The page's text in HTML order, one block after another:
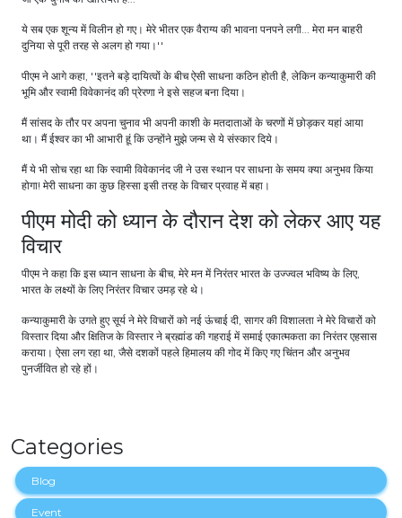
ये सब एक शून्य में विलीन हो गए। मेरे भीतर एक वैराग्य की भावना पनपने लगी... मेरा मन बाहरी
दुनिया से पूरी तरह से अलग हो गया।''
पीएम ने आगे कहा, ''इतने बड़े दायित्वों के बीच ऐसी साधना कठिन होती है, लेकिन कन्याकुमारी की
भूमि और स्वामी विवेकानंद की प्रेरणा ने इसे सहज बना दिया।
मैं सांसद के तौर पर अपना चुनाव भी अपनी काशी के मतदाताओं के चरणों में छोड़कर यहां आया
था। मैं ईश्वर का भी आभारी हूं कि उन्होंने मुझे जन्म से ये संस्कार दिये।
मैं ये भी सोच रहा था कि स्वामी विवेकानंद जी ने उस स्थान पर साधना के समय क्या अनुभव किया
होगा! मेरी साधना का कुछ हिस्सा इसी तरह के विचार प्रवाह में बहा।
पीएम मोदी को ध्यान के दौरान देश को लेकर आए यह
विचार
पीएम ने कहा कि इस ध्यान साधना के बीच, मेरे मन में निरंतर भारत के उज्ज्वल भविष्य के लिए,
भारत के लक्ष्यों के लिए निरंतर विचार उमड़ रहे थे।
कन्याकुमारी के उगते हुए सूर्य ने मेरे विचारों को नई ऊंचाई दी, सागर की विशालता ने मेरे विचारों को
विस्तार दिया और क्षितिज के विस्तार ने ब्रह्मांड की गहराई में समाई एकात्मकता का निरंतर एहसास
कराया। ऐसा लग रहा था, जैसे दशकों पहले हिमालय की गोद में किए गए चिंतन और अनुभव
पुनर्जीवित हो रहे हों।
Categories
Blog
Event